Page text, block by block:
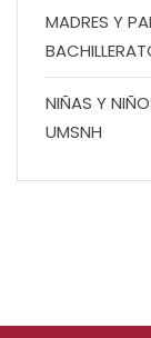
MADRES Y
NIÑAS Y
UMSNH